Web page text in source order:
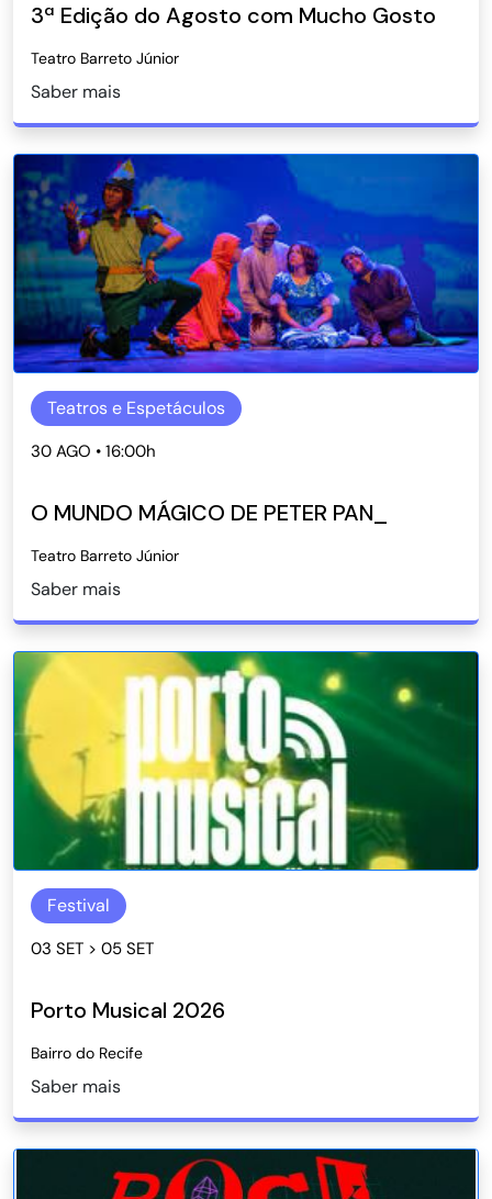
3ª Edição do Agosto com Mucho Gosto
Teatro Barreto Júnior
Saber mais
Teatros e Espetáculos
30 AGO • 16:00h
O MUNDO MÁGICO DE PETER PAN_
Teatro Barreto Júnior
Saber mais
Festival
03 SET > 05 SET
Porto Musical 2026
Bairro do Recife
Saber mais